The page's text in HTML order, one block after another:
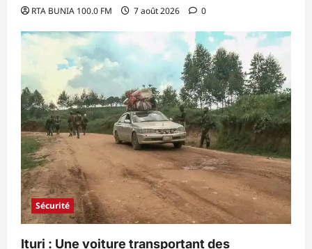
RTA BUNIA 100.0 FM 7 août 2026 0
Sécurité
Ituri : Une voiture transportant des